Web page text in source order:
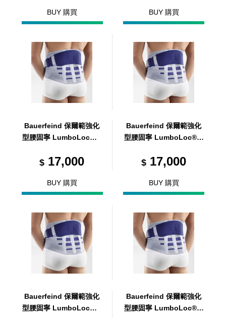
BUY 購買 BUY 購買
Bauerfeind 保爾範強化
型腰固寧 LumboLoc® F
$ 17,000
BUY 購買
Bauerfeind 保爾範強化
型腰固寧 LumboLoc® F
$ 17,000
BUY 購買
Bauerfeind 保爾範強化
型腰固寧 LumboLoc® F
Bauerfeind 保爾範強化
型腰固寧 LumboLoc® F